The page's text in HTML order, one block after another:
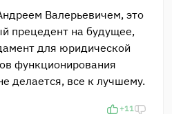
Валерьевичем, это
прецедент на будущее,
для юридической
функционирования
делается, все к лучшему.
+11